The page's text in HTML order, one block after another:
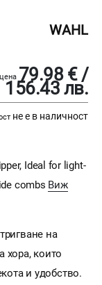
WAHL
цена 79.98 € /
156.43 лв.
не е в наличност
Ideal for light-
combs Виж
на
които
и удобство.